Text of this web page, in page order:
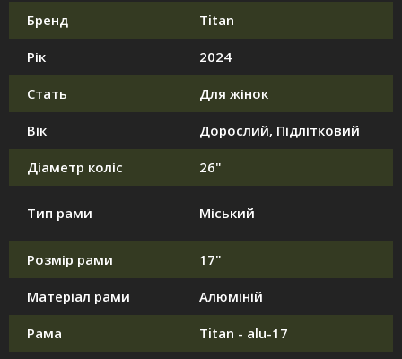
Бренд Titan
Рік 2024
Стать Для жінок
Вік Дорослий, Підлітковий
Діаметр коліс 26"
Тип рами Міський
Розмір рами 17"
Матеріал рами Алюміній
Рама Titan - alu-17